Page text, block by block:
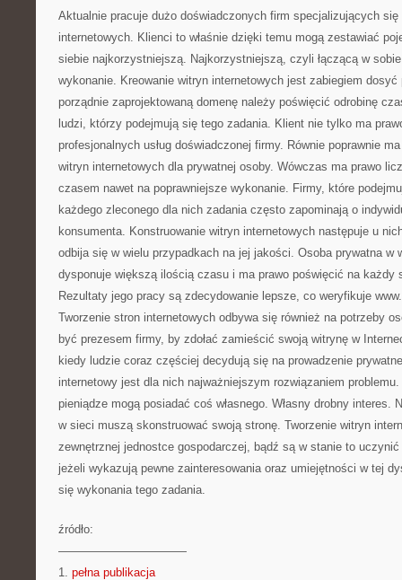
Aktualnie pracuje dużo doświadczonych firm specjalizujących się
internetowych. Klienci to właśnie dzięki temu mogą zestawiać
siebie najkorzystniejszą. Najkorzystniejszą, czyli łączącą w
wykonanie. Kreowanie witryn internetowych jest zabiegiem dosyć
porządnie zaprojektowaną domenę należy poświęcić odrobinę
ludzi, którzy podejmują się tego zadania. Klient nie tylko ma
profesjonalnych usług doświadczonej firmy. Równie poprawnie
witryn internetowych dla prywatnej osoby. Wówczas ma prawo
czasem nawet na poprawniejsze wykonanie. Firmy, które
każdego zleconego dla nich zadania często zapominają o
konsumenta. Konstruowanie witryn internetowych następuje u
odbija się w wielu przypadkach na jej jakości. Osoba prywatna w
dysponuje większą ilością czasu i ma prawo poświęcić na każdy
Rezultaty jego pracy są zdecydowanie lepsze, co weryfikuje
Tworzenie stron internetowych odbywa się również na potrzeby
być prezesem firmy, by zdołać zamieścić swoją witrynę w
kiedy ludzie coraz częściej decydują się na prowadzenie
internetowy jest dla nich najważniejszym rozwiązaniem
pieniądze mogą posiadać coś własnego. Własny drobny interes.
w sieci muszą skonstruować swoją stronę. Tworzenie witryn
zewnętrznej jednostce gospodarczej, bądź są w stanie to
jeżeli wykazują pewne zainteresowania oraz umiejętności w tej
się wykonania tego zadania.
źródło:
———————————
1. pełna publikacja